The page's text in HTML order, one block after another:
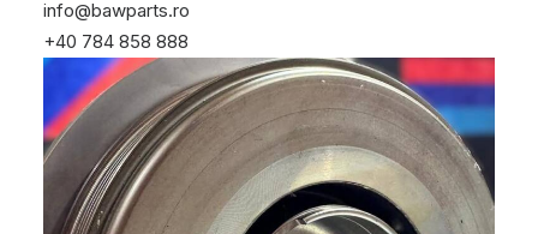
info@bawparts.ro
+40 784 858 888